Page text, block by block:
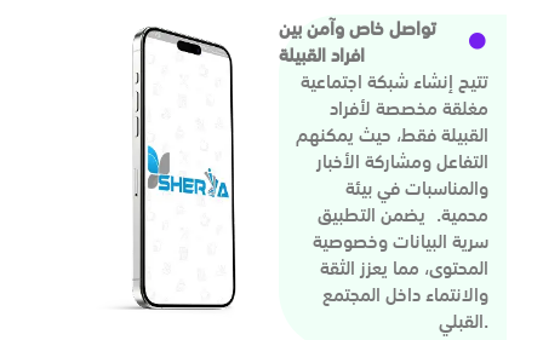
تواصل خاص وآمن بين
افراد القبيلة
تتيح إنشاء شبكة اجتماعية
مغلقة مخصصة لأفراد
القبيلة فقط، حيث يمكنهم
التفاعل ومشاركة الأخبار
والمناسبات في بيئة
محمية. يضمن التطبيق
سرية البيانات وخصوصية
المحتوى، مما يعزز الثقة
والانتماء داخل المجتمع
القبلي.